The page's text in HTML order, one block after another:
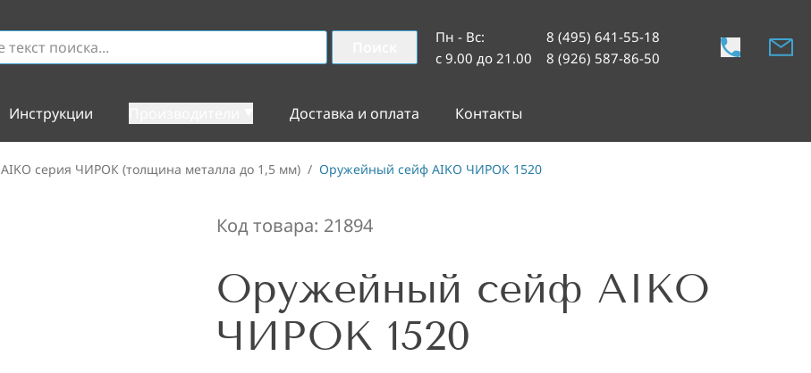
Пн - Вс:
с 9.00 до 21.00
8 (495) 641-55-18
8 (926) 587-86-50
Инструкции Доставка и оплата Контакты
AIKO серия ЧИРОК (толщина металла до 1,5 мм) / Оружейный сейф AIKO ЧИРОК 1520
Код товара: 21894
Оружейный сейф AIKO
ЧИРОК 1520